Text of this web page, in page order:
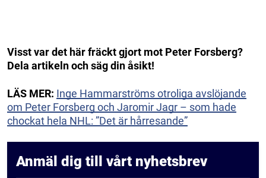
Visst var det här fräckt gjort mot Peter Forsberg?
Dela artikeln och säg din åsikt!
LÄS MER: Inge Hammarströms otroliga avslöjande
om Peter Forsberg och Jaromir Jagr – som hade
chockat hela NHL: ”Det är hårresande”
Anmäl dig till vårt nyhetsbrev